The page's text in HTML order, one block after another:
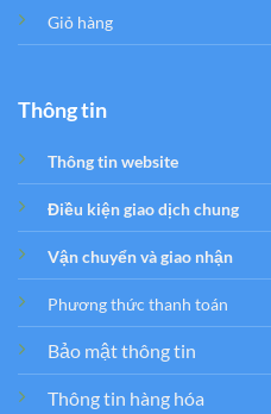
Giỏ hàng
Thông tin
Thông tin website
Điều kiện giao dịch chung
Vận chuyển và giao nhận
Phương thức thanh toán
Bảo mật thông tin
Thông tin hàng hóa